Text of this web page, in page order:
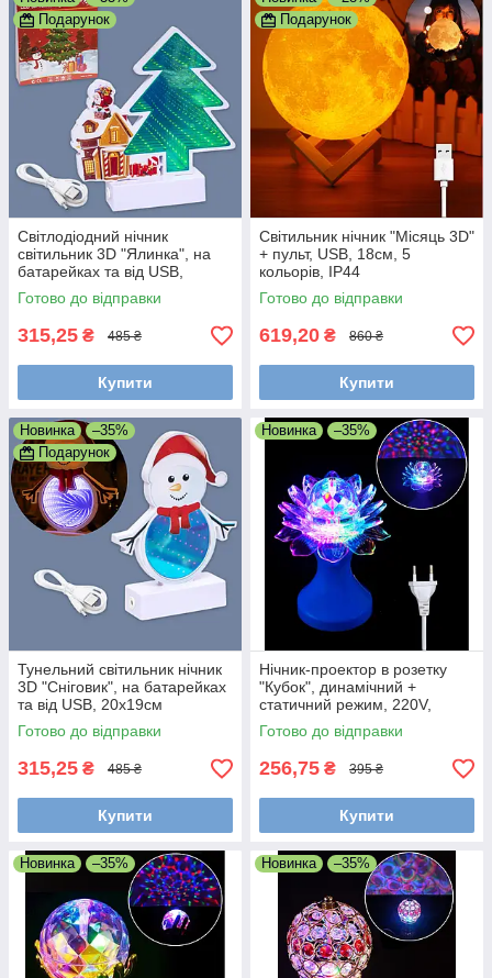
Подарунок
Світлодіодний нічник
світильник 3D "Ялинка", на
батарейках та від USB,
20x19см
Готово до відправки
315,25 ₴ 485 ₴
Купити
Подарунок
Світильник нічник "Місяць 3D"
+ пульт, USB, 18см, 5
кольорів, IP44
Готово до відправки
619,20 ₴ 860 ₴
Купити
Новинка
–35%
Подарунок
Тунельний світильник нічник
3D "Сніговик", на батарейках
та від USB, 20x19см
Готово до відправки
315,25 ₴ 485 ₴
Купити
Новинка –35%
Нічник-проектор в розетку
"Кубок", динамічний +
статичний режим, 220V,
мультиколор Лотос
Готово до відправки
256,75 ₴ 395 ₴
Купити
Новинка –35% Новинка –35%